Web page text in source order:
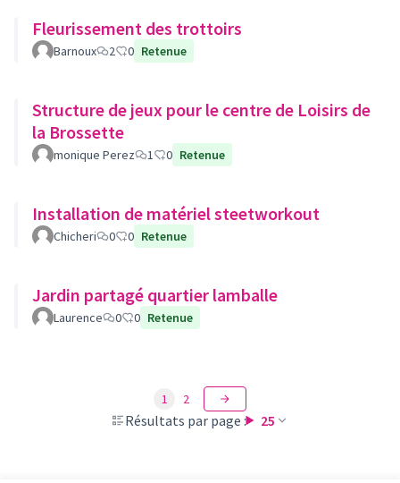
Fleurissement des trottoirs
Barnoux 2 0 Retenue
Structure de jeux pour le centre de Loisirs de
la Brossette
monique Perez 1 0 Retenue
Installation de matériel steetworkout
Chicheri 0 0 Retenue
Jardin partagé quartier lamballe
Laurence 0 0 Retenue
Résultats par page : 25
1 2